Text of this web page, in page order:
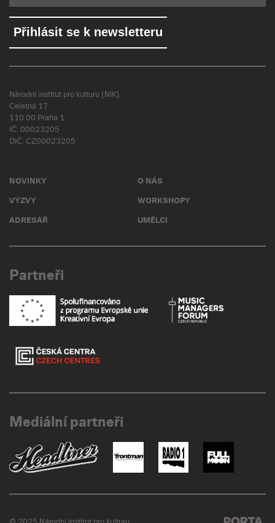
Národní institut pro kulturu (NIK)
Celetná 17
110 00 Praha 1
IČ: 00023205
DIČ: CZ00023205
NOVINKY O NÁS
VÝZVY WORKSHOPY
ADRESÁŘ UMĚLCI
Partneři
Mediální partneři